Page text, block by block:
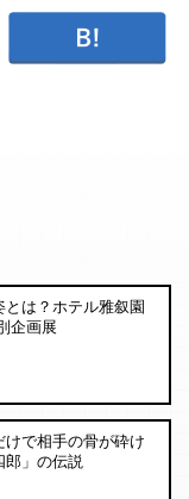
は？ホテル雅叙園
企画展
で相手の骨が砕け
郎」の伝説